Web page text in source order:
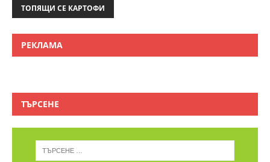
ТОПЯЩИ СЕ КАРТОФИ
РЕКЛАМА
ТЪРСЕНЕ